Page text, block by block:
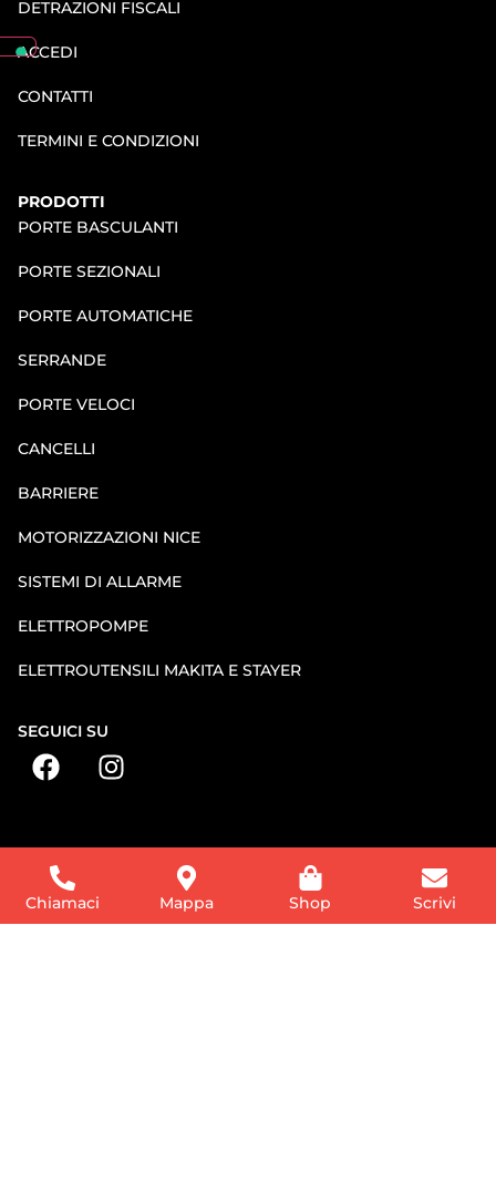
DETRAZIONI FISCALI
ACCEDI
CONTATTI
TERMINI E CONDIZIONI
PRODOTTI
PORTE BASCULANTI
PORTE SEZIONALI
PORTE AUTOMATICHE
SERRANDE
PORTE VELOCI
CANCELLI
BARRIERE
MOTORIZZAZIONI NICE
SISTEMI DI ALLARME
ELETTROPOMPE
ELETTROUTENSILI MAKITA E STAYER
SEGUICI SU
Chiamaci Mappa Shop Scrivi